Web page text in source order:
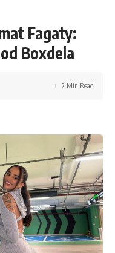
Fagaty:
Boxdela
2 Min Read